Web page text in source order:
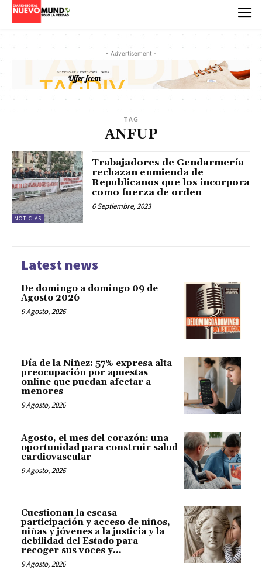
- Advertisement -
TAG
ANFUP
NOTICIAS
Trabajadores de Gendarmería
rechazan enmienda de
Republicanos que los incorpora
como fuerza de orden
6 Septiembre, 2023
Latest news
De domingo a domingo 09 de
Agosto 2026
9 Agosto, 2026
Día de la Niñez: 57% expresa alta
preocupación por apuestas
online que puedan afectar a
menores
9 Agosto, 2026
Agosto, el mes del corazón: una
oportunidad para construir salud
cardiovascular
9 Agosto, 2026
Cuestionan la escasa
participación y acceso de niños,
niñas y jóvenes a la justicia y la
debilidad del Estado para
recoger sus voces y...
9 Agosto, 2026